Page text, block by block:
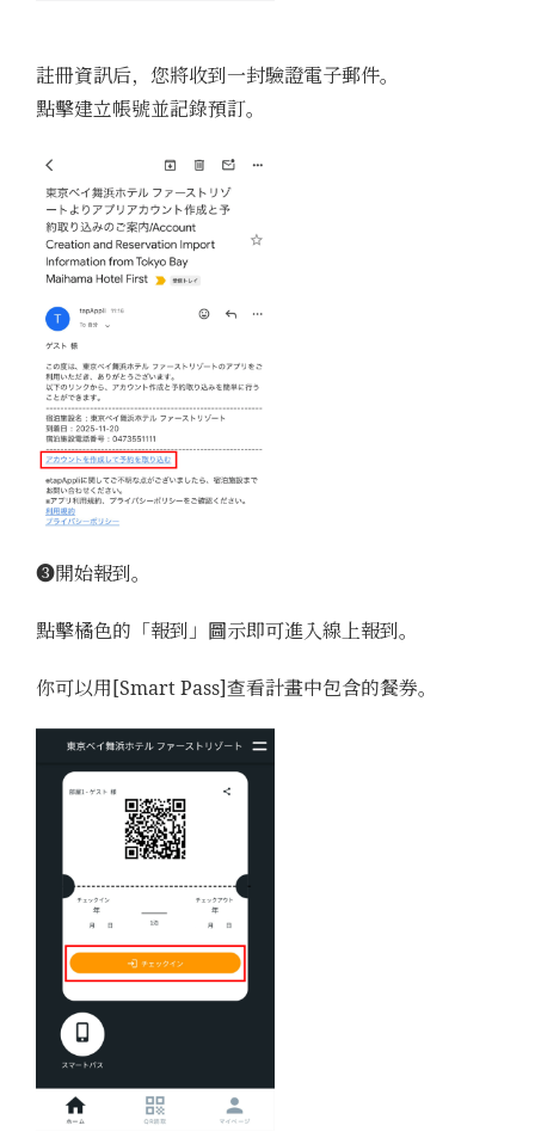
註冊資訊后，您將收到一封驗證電子郵件。
點擊建立帳號並記錄預訂。
➌開始報到。
點擊橘色的「報到」圖示即可進入線上報到。
你可以用[Smart Pass]查看計畫中包含的餐券。